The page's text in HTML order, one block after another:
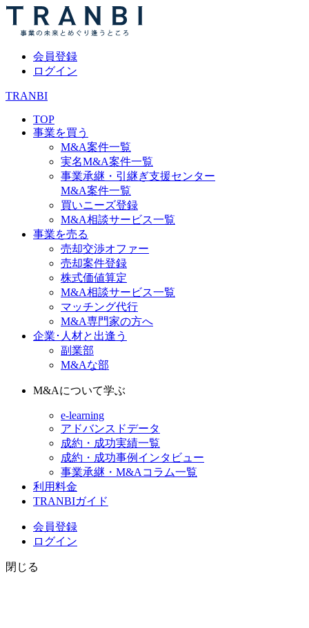
会員登録
ログイン
TRANBI
TOP
事業を買う
M&A案件一覧
実名M&A案件一覧
事業承継・引継ぎ支援センター
M&A案件一覧
買いニーズ登録
M&A相談サービス一覧
事業を売る
売却交渉オファー
売却案件登録
株式価値算定
M&A相談サービス一覧
マッチング代行
M&A専門家の方へ
企業･人材と出逢う
副業部
M&Aな部
M&Aについて学ぶ
e-learning
アドバンスドデータ
成約・成功実績一覧
成約・成功事例インタビュー
事業承継・M&Aコラム一覧
利用料金
TRANBIガイド
会員登録
ログイン
閉じる